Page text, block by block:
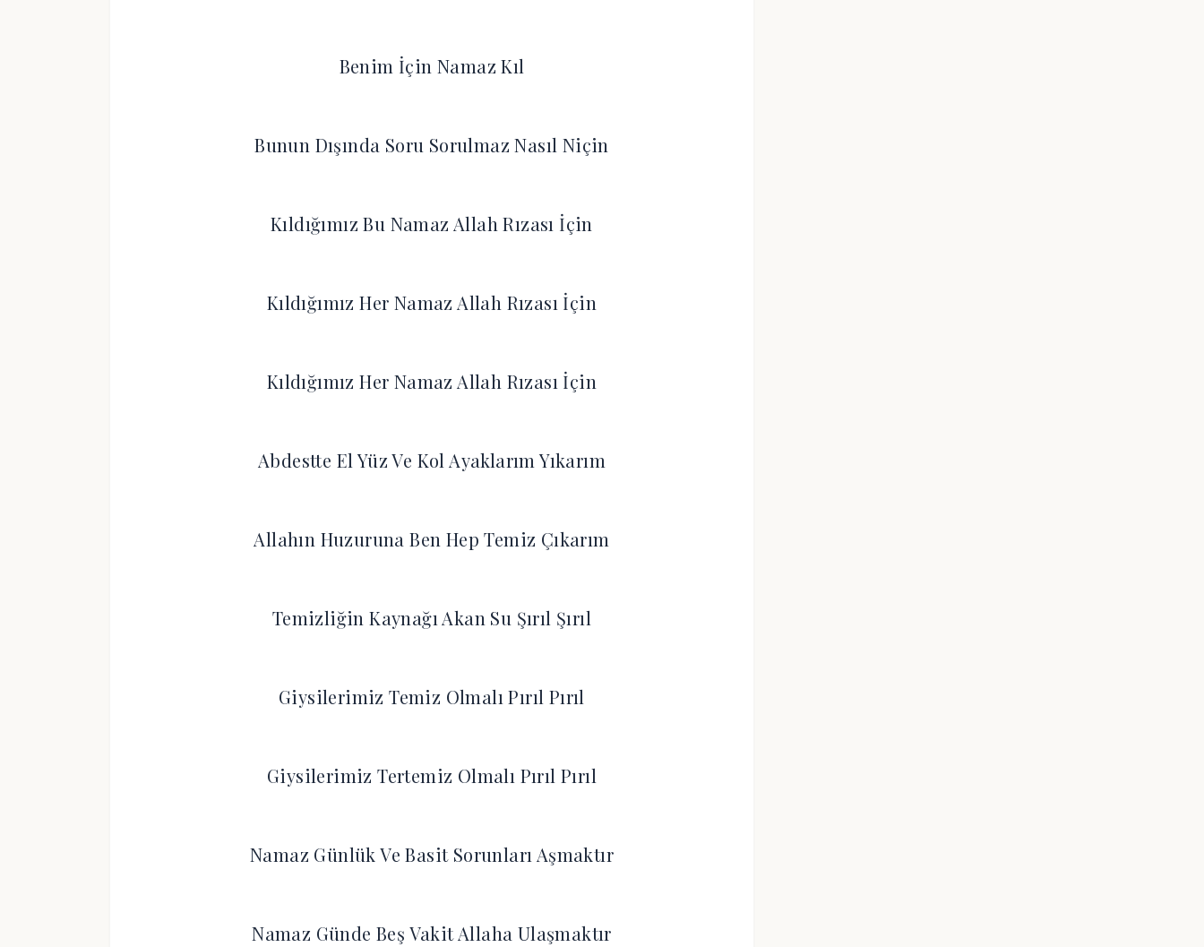
Benim İçin Namaz Kıl
Bunun Dışında Soru Sorulmaz Nasıl Niçin
Kıldığımız Bu Namaz Allah Rızası İçin
Kıldığımız Her Namaz Allah Rızası İçin
Kıldığımız Her Namaz Allah Rızası İçin
Abdestte El Yüz Ve Kol Ayaklarım Yıkarım
Allahın Huzuruna Ben Hep Temiz Çıkarım
Temizliğin Kaynağı Akan Su Şırıl Şırıl
Giysilerimiz Temiz Olmalı Pırıl Pırıl
Giysilerimiz Tertemiz Olmalı Pırıl Pırıl
Namaz Günlük Ve Basit Sorunları Aşmaktır
Namaz Günde Beş Vakit Allaha Ulaşmaktır